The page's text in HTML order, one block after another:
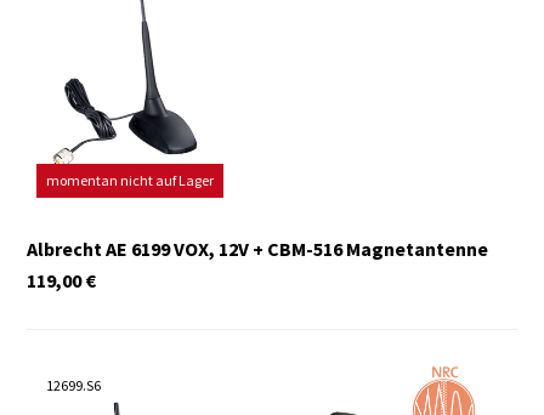
momentan nicht auf Lager
Albrecht AE 6199 VOX, 12V + CBM-516 Magnetantenne
€
119,00
12699.S6